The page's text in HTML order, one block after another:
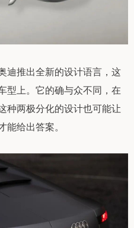
迪推出全新的设计语言，这
型上。它的确与众不同，在
种两极分化的设计也可能让
给出答案。